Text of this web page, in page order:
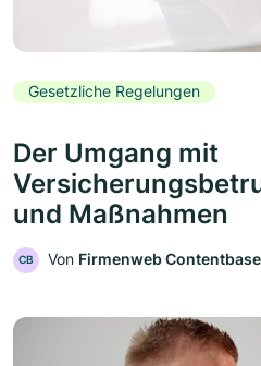
Gesetzliche Regelungen
Der Umgang mit
und Maßnahmen
CB Von Firmenweb Contentbase